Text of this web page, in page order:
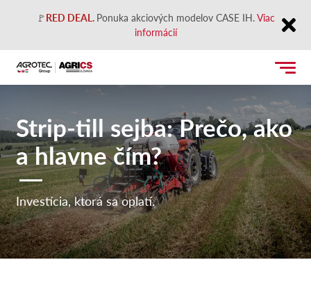
🚩RED DEAL. Ponuka akciových modelov CASE IH.Viac
informácií
Close
Strip-till sejba: Prečo, ako
a hlavne čím?
Investícia, ktorá sa oplatí.